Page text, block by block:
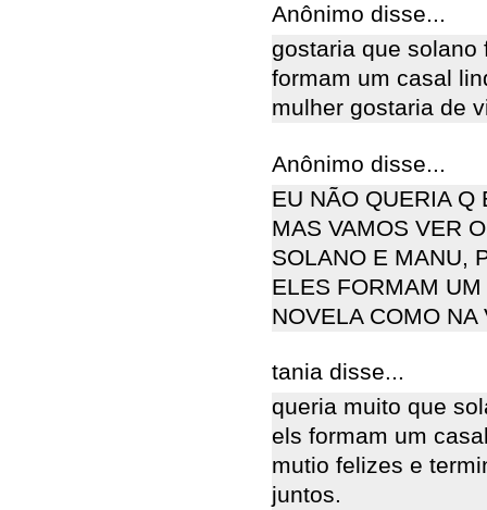
Anônimo disse...
gostaria que
formam um casal
mulher gostaria de
Anônimo disse...
EU NÃO QUERIA Q
MAS VAMOS VER
SOLANO E MANU,
ELES FORMAM
NOVELA COMO NA
tania disse...
queria muito que
els formam um
mutio felizes e
juntos.